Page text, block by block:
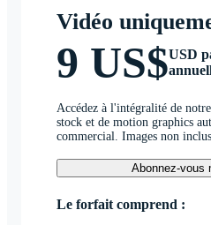
Vidéo
9 US$USD
Accédez à l'intégralité de
stock et de motion graphics
commercial. Images non
Abonnez-vous
Le forfait comprend :